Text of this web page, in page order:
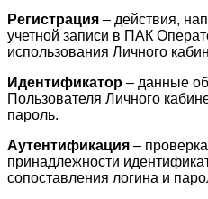
Регистрация – действия,
учетной записи в ПАК
использования Личного
Идентификатор – данные
Пользователя Личного
пароль.
Аутентификация –
принадлежности
сопоставления логина и